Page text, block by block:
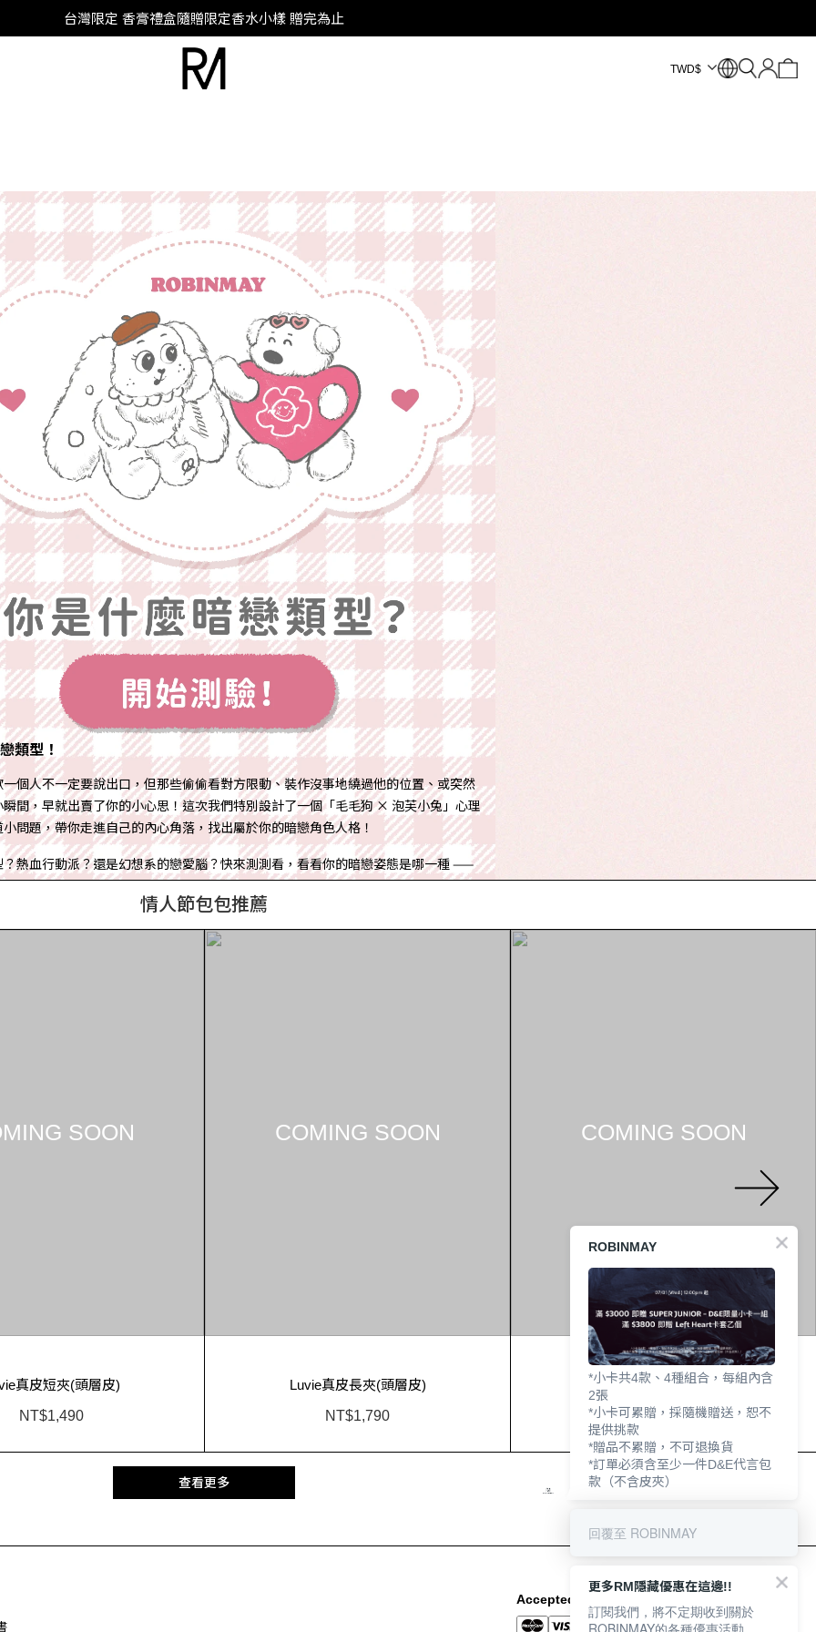
SUPER JUNIOR-D&E 全新代言
SUPER JUNIOR-D&E 全新代言
$
TWD
情人節包包推薦
SOON
真皮短夾(頭層皮)
NT$1,490
COMING SOON
Luvie真皮長夾(頭層皮)
NT$1,790
COMING SOON
Lovers肩背包
NT$2,680
查看更多
Accepted Payment Methods
ROBINMAY
*小卡共4款、4種組合，每組內含
2張
*小卡可累贈，採隨機贈送，恕不
提供挑款
*贈品不累贈，不可退換貨
*訂單必須含至少一件D&E代言包
款（不含皮夾）
回覆至 ROBINMAY
更多RM隱藏優惠在這邊!!
訂閱我們，將不定期收到關於
ROBINMAY的各種優惠活動